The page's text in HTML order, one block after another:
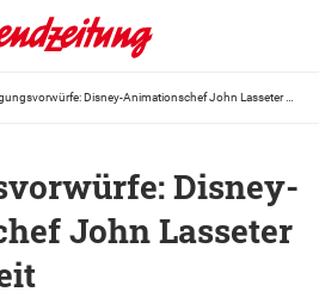
Disney-
John Lasseter